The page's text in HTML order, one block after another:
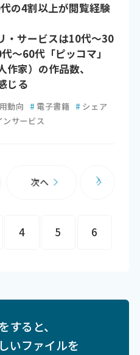
の4割以上が閲覧経験
・サービスは10代～30
～60代「ピッコマ」
家）の作品数、
じる
動向 # 電子書籍 # シェア
ンサービス
4 5 6
次へ
すると、
いファイルを